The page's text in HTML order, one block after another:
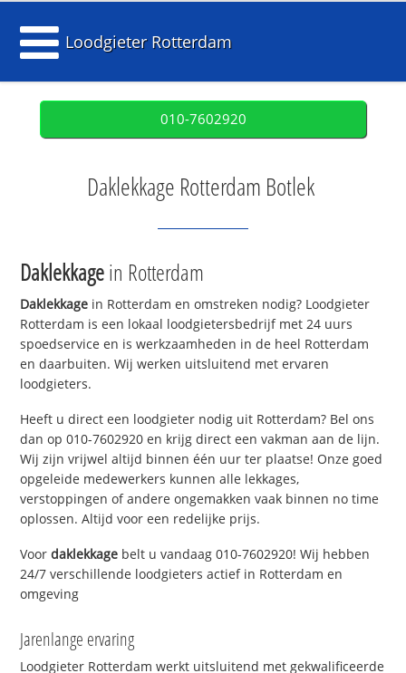
Loodgieter Rotterdam
010-7602920
Daklekkage Rotterdam Botlek
Daklekkagein Rotterdam
Daklekkage in Rotterdam en omstreken nodig? Loodgieter
Rotterdam is een lokaal loodgietersbedrijf met 24 uurs
spoedservice en is werkzaamheden in de heel Rotterdam
en daarbuiten. Wij werken uitsluitend met ervaren
loodgieters.
Heeft u direct een loodgieter nodig uit Rotterdam? Bel ons
dan op 010-7602920 en krijg direct een vakman aan de lijn.
Wij zijn vrijwel altijd binnen één uur ter plaatse! Onze goed
opgeleide medewerkers kunnen alle lekkages,
verstoppingen of andere ongemakken vaak binnen no time
oplossen. Altijd voor een redelijke prijs.
Voordaklekkage belt u vandaag 010-7602920! Wij hebben
24/7 verschillende loodgieters actief in Rotterdam en
omgeving
Jarenlange ervaring
Loodgieter Rotterdam werkt uitsluitend met gekwalificeerde